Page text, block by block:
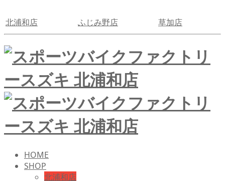
北浦和店 ふじみ野店 草加店
HOME
SHOP
北浦和店